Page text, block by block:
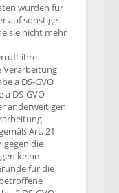
wurden für
auf sonstige
sie nicht mehr
ihre
Verarbeitung
a DS-GVO
a DS-GVO
anderweitigen
Art. 21
gegen die
keine
für die